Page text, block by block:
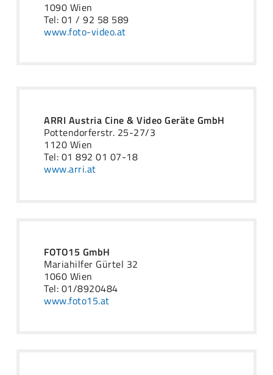
1090 Wien
Tel: 01 / 92 58 589
www.foto-video.at
ARRI Austria Cine & Video Geräte GmbH
Pottendorferstr. 25-27/3
1120 Wien
Tel: 01 892 01 07-18
www.arri.at
FOTO15 GmbH
Mariahilfer Gürtel 32
1060 Wien
Tel: 01/8920484
www.foto15.at